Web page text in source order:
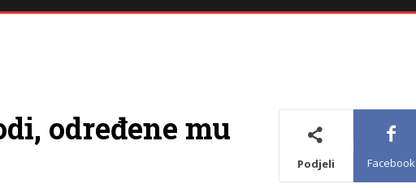
određene mu
Podjeli Facebook